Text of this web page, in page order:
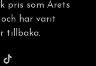
pris som Årets
har varit
tillbaka.